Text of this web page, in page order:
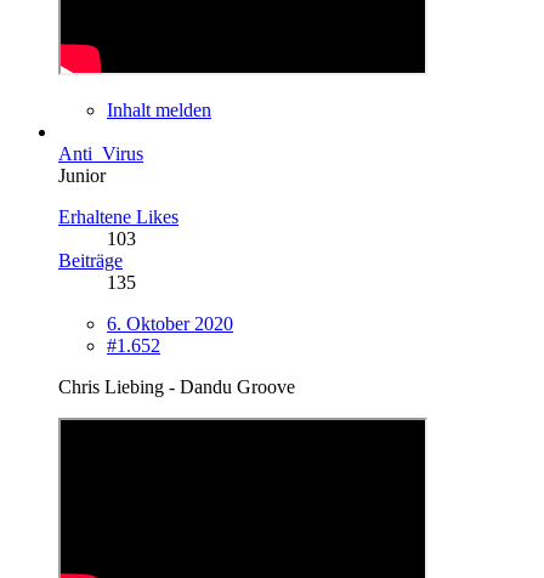
Inhalt melden
Anti_Virus
Junior
Erhaltene Likes
103
Beiträge
135
6. Oktober 2020
#1.652
Chris Liebing - Dandu Groove